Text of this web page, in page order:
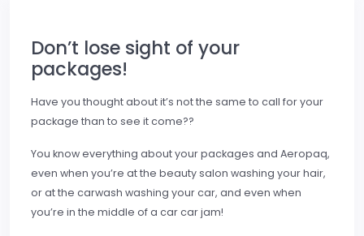
Don’t lose sight of your
packages!
Have you thought about it’s not the same to call for your
package than to see it come??
You know everything about your packages and Aeropaq,
even when you’re at the beauty salon washing your hair,
or at the carwash washing your car, and even when
you’re in the middle of a car car jam!